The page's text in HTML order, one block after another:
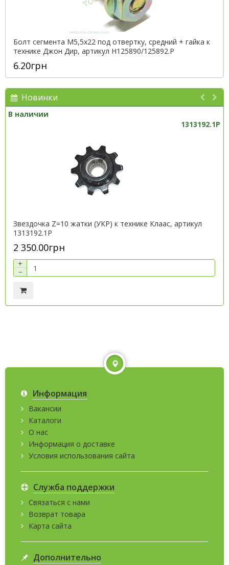
Болт сегмента М5,5х22 под отвертку, средний + гайка к
технике Джон Дир, артикул H125890/125892.P
6.20грн
Новинки
В наличии
1313192.1P
Звездочка Z=10 жатки (УКР) к технике Клаас, артикул
1313192.1P
2 350.00грн
+
−
Информация
Вакансии
Каталоги
О нас
Информация о доставке
Условия использования сайта
Служба поддержки
Связаться с нами
Возврат товара
Карта сайта
Дополнительно